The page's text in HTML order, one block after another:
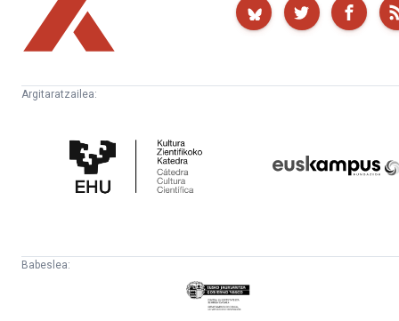
Argitaratzailea:
Zientifikoko
Katedra
Babeslea:
Eusko
Jaurlaritza